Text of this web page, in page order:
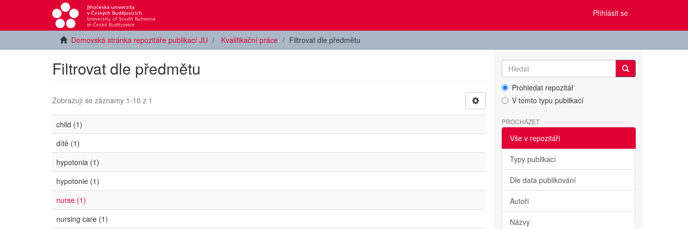
Přihlásit se
Domovská stránka repozitáře publikací JU Kvalifikační práce Filtrovat dle předmětu
Filtrovat dle předmětu
Zobrazují se záznamy 1-10 z 1
child (1)
dítě (1)
hypotonia (1)
hypotonie (1)
nurse (1)
nursing care (1)
Prohledat repozitář
V tomto typu publikací
PROCHÁZET
Vše v repozitáři
Typy publikací
Dle data publikování
Autoři
Názvy